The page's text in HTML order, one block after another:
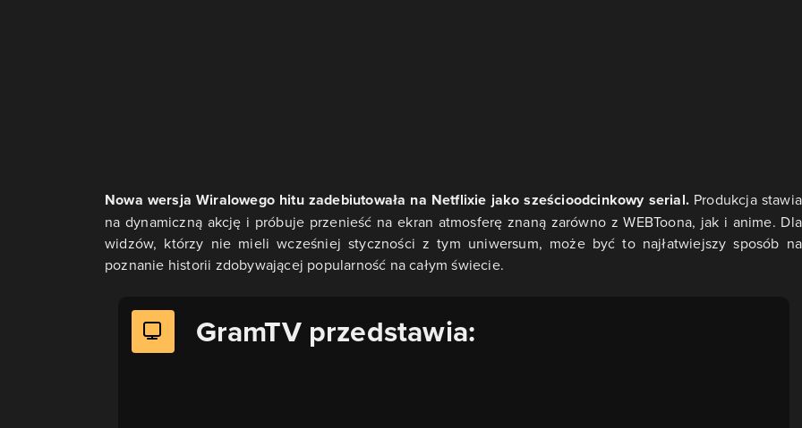
Nowa wersja Wiralowego hitu zadebiutowała na Netflixie jako sześcioodcinkowy serial. Produkcja stawia
na dynamiczną akcję i próbuje przenieść na ekran atmosferę znaną zarówno z WEBToona, jak i anime. Dla
widzów, którzy nie mieli wcześniej styczności z tym uniwersum, może być to najłatwiejszy sposób na
poznanie historii zdobywającej popularność na całym świecie.
GramTV przedstawia: